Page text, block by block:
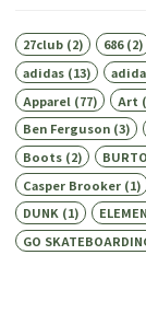
27club(2) 686(2)
adidas(13)
Apparel (77) Art
Ben Ferguson(3)
Boots(2)
Casper Brooker(1)
DUNK(1)
GO